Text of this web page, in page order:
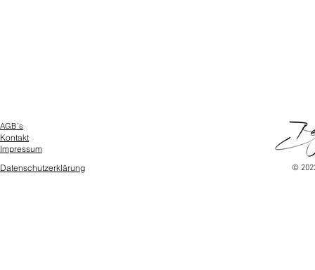
AGB´s
Kontakt
Impressum
Datenschutzerklärung ©